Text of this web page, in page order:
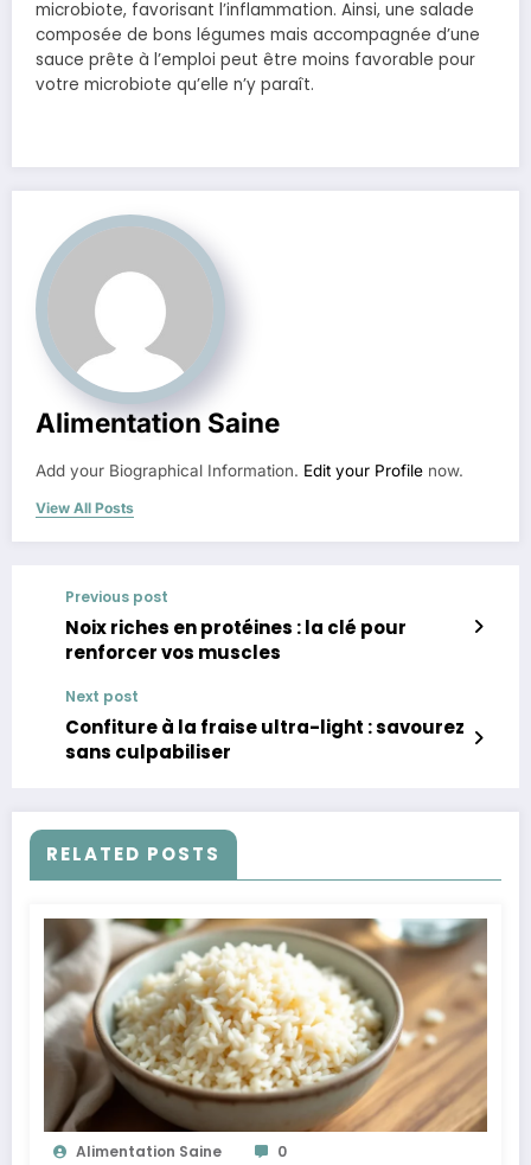
microbiote, favorisant l’inflammation. Ainsi, une salade
composée de bons légumes mais accompagnée d’une
sauce prête à l’emploi peut être moins favorable pour
votre microbiote qu’elle n’y paraît.
Alimentation Saine
Add your Biographical Information. Edit your Profile now.
View All Posts
Previous post
Noix riches en protéines : la clé pour
renforcer vos muscles
Next post
Confiture à la fraise ultra-light : savourez
sans culpabiliser
RELATED POSTS
Alimentation Saine 0